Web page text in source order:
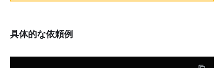
具体的な依頼例